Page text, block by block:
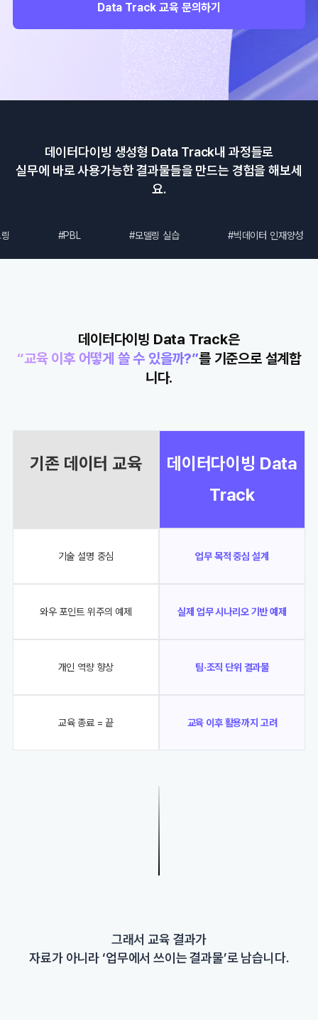
Data Track 교육 문의하기
데이터다이빙 생성형 Data Track내 과정들로
실무에 바로 사용가능한 결과물들을 만드는 경험을 해보세
요.
#모델링 실습 #빅데이터 인재양성
데이터다이빙 Data Track은
“교육 이후 어떻게 쓸 수 있을까?”를 기준으로 설계합
니다.
기존 데이터 교육 데이터다이빙 Data
Track
기술 설명 중심 업무 목적 중심 설계
와우 포인트 위주의 예제 실제 업무 시나리오 기반 예제
개인 역량 향상 팀·조직 단위 결과물
교육 종료 = 끝 교육 이후 활용까지 고려
그래서 교육 결과가
자료가 아니라 ‘업무에서 쓰이는 결과물’로 남습니다.